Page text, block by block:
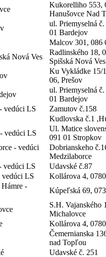
Kukorelliho 553,
Hanušovce Nad
ul. Priemyselná
01 Bardejov
Malcov 301, 086
Nová Ves
Radlinského 18,
Spišská Nová Ves
Ku Vykládke 15/
06, Prešov
ul. Priemyselná
01 Bardejov
vedúci LS
Zamutov č.158
Kudlovska č.1
vedúci LS
Ul. Matice
091 01 Stropkov
- vedúci
Dobrianskeho
Medzilaborce
vedúci LS
Udavské č.87
vedúci LS
Kollárova 4,
Hámre -
Kúpeľská 69,
S.H. Vajanského
Michalovce
Kollárova 4,
Čemernianska
nad Topľou
Udavské č. 251